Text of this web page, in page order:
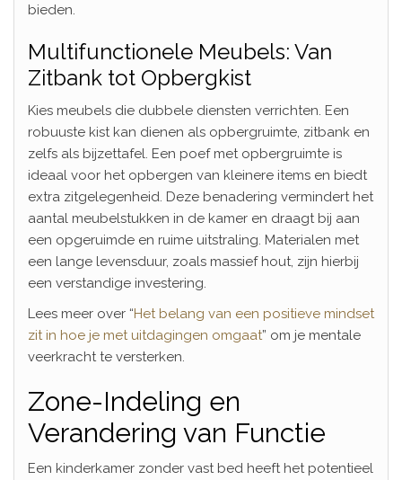
bieden.
Multifunctionele Meubels: Van
Zitbank tot Opbergkist
Kies meubels die dubbele diensten verrichten. Een
robuuste kist kan dienen als opbergruimte, zitbank en
zelfs als bijzettafel. Een poef met opbergruimte is
ideaal voor het opbergen van kleinere items en biedt
extra zitgelegenheid. Deze benadering vermindert het
aantal meubelstukken in de kamer en draagt bij aan
een opgeruimde en ruime uitstraling. Materialen met
een lange levensduur, zoals massief hout, zijn hierbij
een verstandige investering.
Lees meer over “Het belang van een positieve mindset
zit in hoe je met uitdagingen omgaat” om je mentale
veerkracht te versterken.
Zone-Indeling en
Verandering van Functie
Een kinderkamer zonder vast bed heeft het potentieel